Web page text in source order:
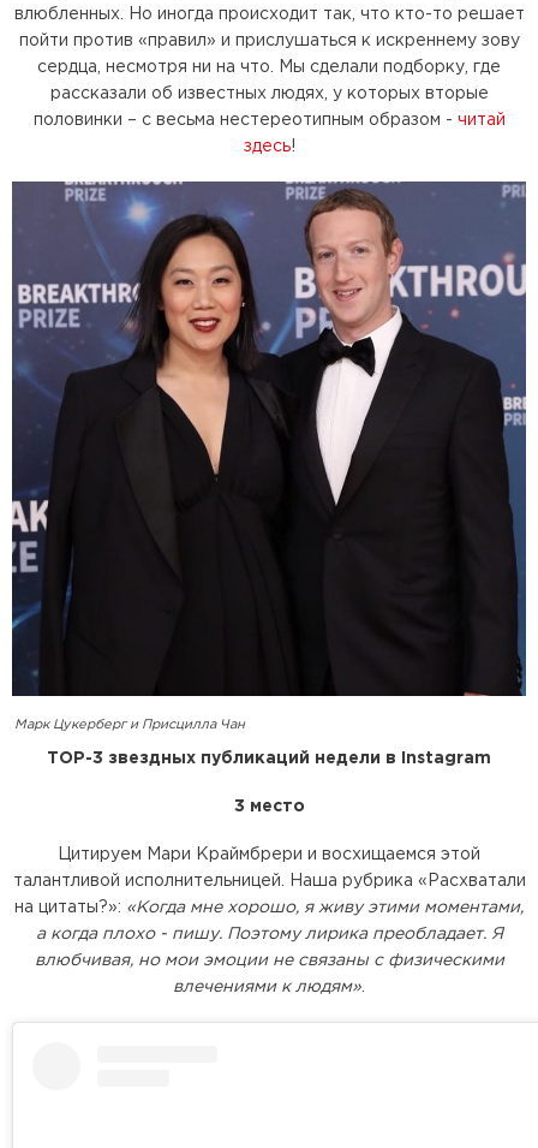
влюбленных. Но иногда происходит так, что кто-то решает
пойти против «правил» и прислушаться к искреннему зову
сердца, несмотря ни на что. Мы сделали подборку, где
рассказали об известных людях, у которых вторые
половинки – с весьма нестереотипным образом - читай
здесь!
Марк Цукерберг и Присцилла Чан
TOP-3 звездных публикаций недели в Instagram
3 место
Цитируем Мари Краймбрери и восхищаемся этой
талантливой исполнительницей. Наша рубрика «Расхватали
на цитаты?»: «Когда мне хорошо, я живу этими моментами,
а когда плохо - пишу. Поэтому лирика преобладает. Я
влюбчивая, но мои эмоции не связаны с физическими
влечениями к людям»